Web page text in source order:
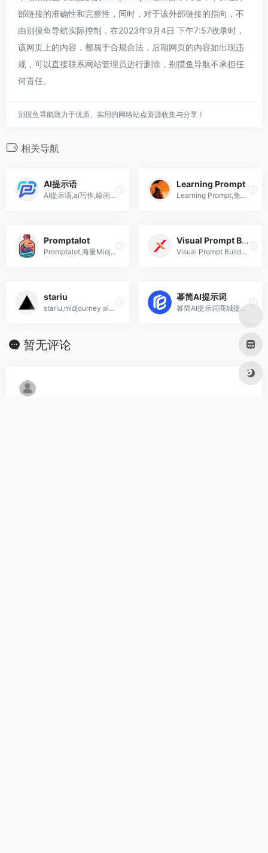
部链接的准确性和完整性，同时，对于该外部链接的指向，不
由别摸鱼导航实际控制，在2023年9月4日 下午7:57收录时，
该网页上的内容，都属于合规合法，后期网页的内容如出现违
规，可以直接联系网站管理员进行删除，别摸鱼导航不承担任
何责任。
别摸鱼导航致力于优质、实用的网络站点资源收集与分享！
相关导航
AI提示语
AI提示语,ai写作,绘画,应用搭建,运行和推广的基础平台
Learning Prompt
Learning Prompt,免费的Prompt Engineering教程,ChatGPT和Midjourney教程
Promptalot
Promptalot,海量Midjourney提示词网站+Promptalot Helper插件
Visual Prompt Builder
Visual Prompt Builder,可视化AI提示语选择和搭建
stariu
stariu,midjourney ai绘画提示词,关键词,prompts生成网站提示词辅助
幂简AI提示词
幂简AI提示词商城提供3000+优质提示词模板，通过变量自定义，一键生成高质量Prompt，免费试用，满意再购买
暂无评论